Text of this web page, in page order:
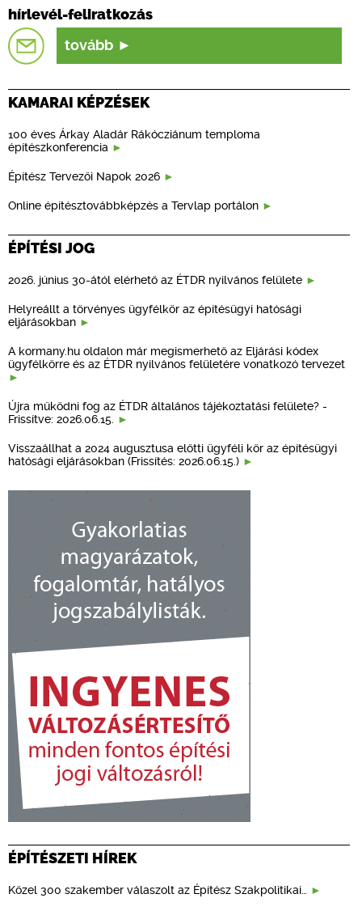
hírlevél-feliratkozás
tovább
KAMARAI KÉPZÉSEK
100 éves Árkay Aladár Rákócziánum temploma
építészkonferencia
Építész Tervezői Napok 2026
Online építésztovábbképzés a Tervlap portálon
ÉPÍTÉSI JOG
2026. június 30-ától elérhető az ÉTDR nyilvános felülete
Helyreállt a törvényes ügyfélkör az építésügyi hatósági
eljárásokban
A kormany.hu oldalon már megismerhető az Eljárási kódex
ügyfélkörre és az ÉTDR nyilvános felületére vonatkozó tervezet
Újra működni fog az ÉTDR általános tájékoztatási felülete? -
Frissítve: 2026.06.15.
Visszaállhat a 2024 augusztusa előtti ügyféli kör az építésügyi
hatósági eljárásokban (Frissítés: 2026.06.15.)
ÉPÍTÉSZETI HÍREK
Közel 300 szakember válaszolt az Építész Szakpolitikai…